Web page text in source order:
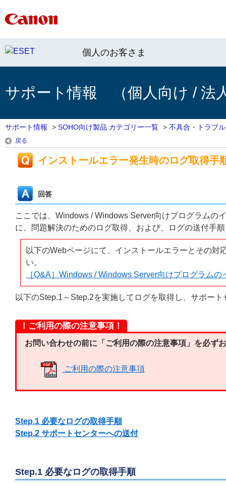
個人のお客さま
サポート情報 （個人向け / 法
サポート情報 > SOHO向け製品 カテゴリー一覧 > 不具合・トラブル
戻る
インストールエラー発生時のログ取得手
回答
ここでは、Windows / Windows Server向けプログラムの
に、問題解決のためのログ取得、および、ログの送付手
以下のWebページにて、インストールエラーとその
い。
［Q&A］Windows / Windows Server向けプログラム
以下のStep.1～Step.2を実施してログを取得し、サポー
！ご利用の際の注意事項！
お問い合わせの前に「 ご利用の際の注意事項 」を必ず
ご利用の際の注意事項
Step.1 必要なログの取得手順
Step.2 サポートセンターへの送付
Step.1 必要なログの取得手順